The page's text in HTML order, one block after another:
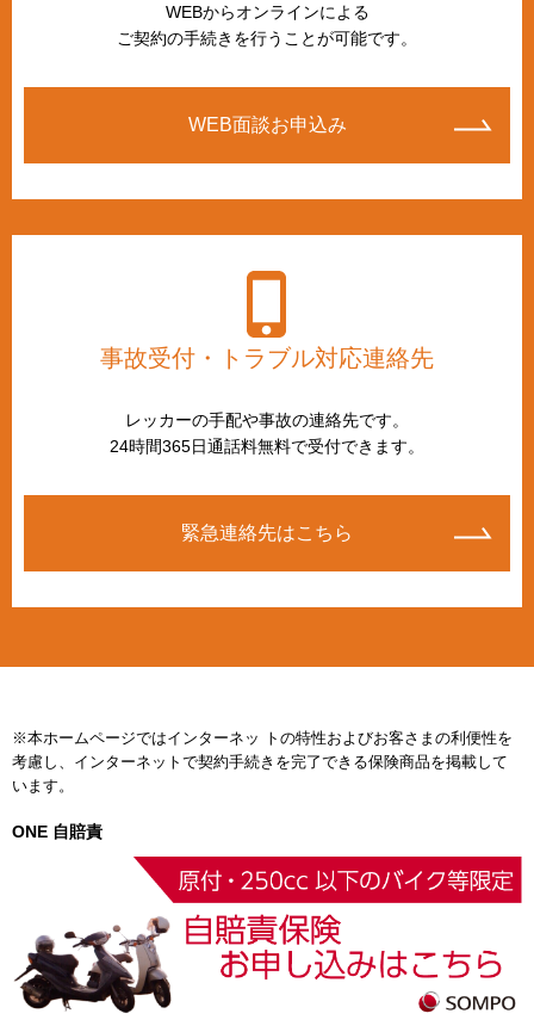
WEBからオンラインによる
ご契約の手続きを行うことが可能です。
WEB面談お申込み
事故受付・トラブル対応連絡先
レッカーの手配や事故の連絡先です。
24時間365日通話料無料で受付できます。
緊急連絡先はこちら
※本ホームページではインターネッ トの特性およびお客さまの利便性を
考慮し、インターネットで契約手続きを完了できる保険商品を掲載して
います。
ONE 自賠責